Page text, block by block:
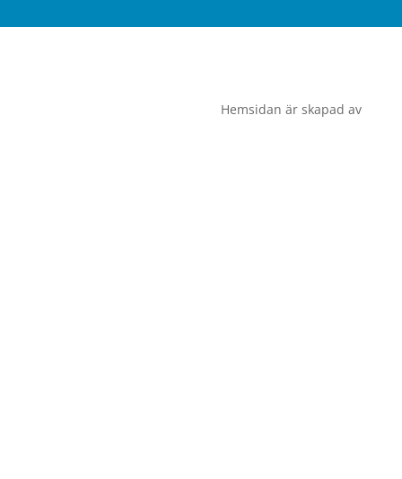
Hemsidan är skapad av